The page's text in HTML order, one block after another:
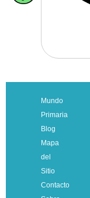
Mundo
Primaria
Blog
Mapa
del
Sitio
Contacto